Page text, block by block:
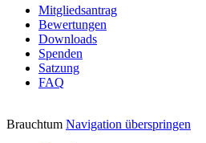
Mitgliedsantrag
Bewertungen
Downloads
Spenden
Satzung
FAQ
Brauchtum Navigation überspringen